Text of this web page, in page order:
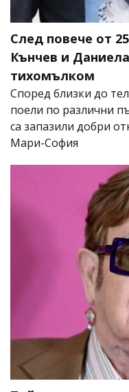
След повече от
Кънчев и
тихомълком
Според близки до
поели по различни
са запазили добри
Мари-София